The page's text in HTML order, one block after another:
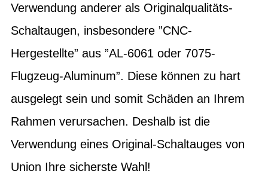
Verwendung anderer als Originalqualitäts-
Schaltaugen, insbesondere ”CNC-
Hergestellte” aus ”AL-6061 oder 7075-
Flugzeug-Aluminum”. Diese können zu hart
ausgelegt sein und somit Schäden an Ihrem
Rahmen verursachen. Deshalb ist die
Verwendung eines Original-Schaltauges von
Union Ihre sicherste Wahl!